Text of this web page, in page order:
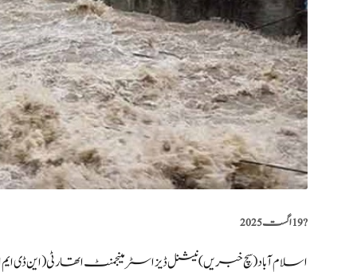
?️19 اگست 2025
اسلام آباد (سچ خبریں) نیشنل ڈیزاسٹر مینجمنٹ اتھارٹی (این